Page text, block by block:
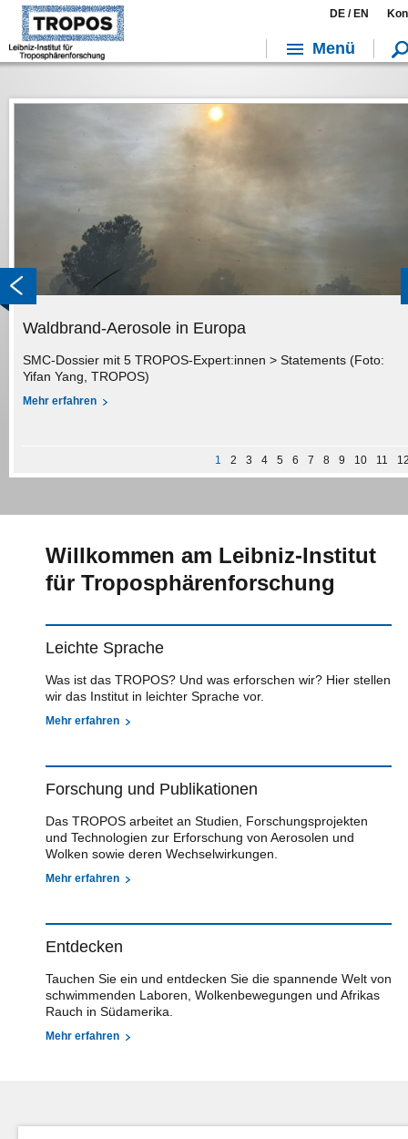
Waldbrand-Aerosole in Europa
SMC-Dossier mit 5 TROPOS-Expert:innen > Statements (Foto:
Yifan Yang, TROPOS)
Mehr erfahren
1 2 3 4 5 6 7 8 9 10 11
Willkommen am Leibniz-Institut
für Troposphärenforschung
Leichte Sprache
Was ist das TROPOS? Und was erforschen wir? Hier stellen
wir das Institut in leichter Sprache vor.
Mehr erfahren
Forschung und Publikationen
Das TROPOS arbeitet an Studien, Forschungsprojekten
und Technologien zur Erforschung von Aerosolen und
Wolken sowie deren Wechselwirkungen.
Mehr erfahren
Entdecken
Tauchen Sie ein und entdecken Sie die spannende Welt von
schwimmenden Laboren, Wolkenbewegungen und Afrikas
Rauch in Südamerika.
Mehr erfahren
DE /EN
Menü